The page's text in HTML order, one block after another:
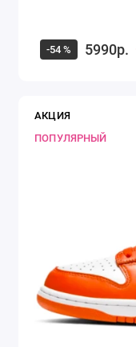
-54 % 5990р.
АКЦИЯ
ПОПУЛЯРНЫЙ